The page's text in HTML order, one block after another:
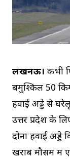
लखनऊ। कभी
बमुश्किल 50
हवाई अड्डे से
उत्तर प्रदेश के
दोनों हवाई अड्डे
खराब मौसम में